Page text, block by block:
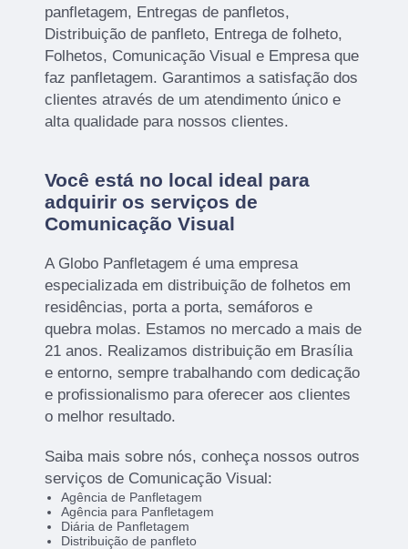
panfletagem, Entregas de panfletos,
Distribuição de panfleto, Entrega de folheto,
Folhetos, Comunicação Visual e Empresa que
faz panfletagem. Garantimos a satisfação dos
clientes através de um atendimento único e
alta qualidade para nossos clientes.
Você está no local ideal para
adquirir os serviços de
Comunicação Visual
A Globo Panfletagem é uma empresa
especializada em distribuição de folhetos em
residências, porta a porta, semáforos e
quebra molas. Estamos no mercado a mais de
21 anos. Realizamos distribuição em Brasília
e entorno, sempre trabalhando com dedicação
e profissionalismo para oferecer aos clientes
o melhor resultado.
Saiba mais sobre nós, conheça nossos outros
serviços de Comunicação Visual:
Agência de Panfletagem
Agência para Panfletagem
Diária de Panfletagem
Distribuição de panfleto